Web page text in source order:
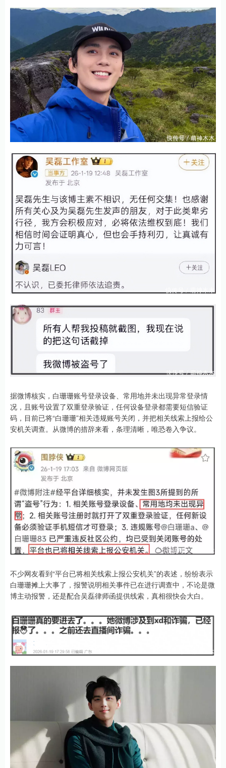
据微博核实，白珊珊账号登录设备、常用地并未出现异常登录情
况，且账号设置了双重登录验证，任何设备登录都需要短信验证
码，目前已将“白珊珊”相关违规账号关闭，并把相关线索上报给公
安机关调查。从微博的措辞来看，条理清晰，唯恐卷入争议。
不少网友看到“平台已将相关线索上报公安机关”的表述，纷纷表示
白珊珊摊上大事了，报警说明相关事件已在进行调查中，不论是微
博主动报警，还是配合吴磊律师函提供线索，真相很快会大白。